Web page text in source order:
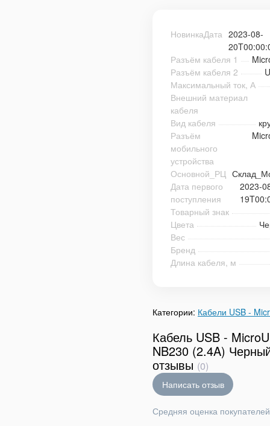
НовинкаДата 2023-08-
Разъём кабеля 1
Разъём кабеля 2
Максимальный ток, А
Внешний материал
кабеля
Вид кабеля
Разъём
мобильного
устройства
Основной_РЦ
Дата первого
поступления
2023-
Товарный знак
Цвета
Вес
Бренд
Длина кабеля, м
Категории: Кабели USB -
Кабель USB -
NB230 (2.4A)
отзывы (0)
Написать отзыв
Средняя оценка